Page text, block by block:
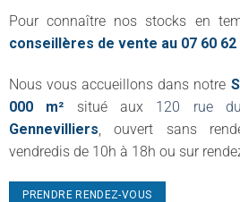
Pour connaître nos stocks en
conseillères de vente au 07 60 62
Nous vous accueillons dans notre
000 m² situé aux 120 rue
Gennevilliers, ouvert sans
vendredis de 10h à 18h ou sur
PRENDRE RENDEZ-VOUS